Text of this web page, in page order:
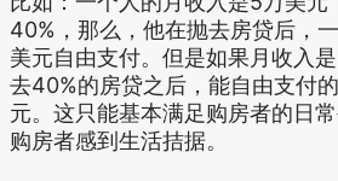
40%，那么，他在抛去房贷后，
美元自由支付。但是如果月收入
去40%的房贷之后，能自由支付
元。这只能基本满足购房者的日
购房者感到生活拮据。